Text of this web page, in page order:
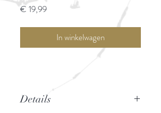
€ 19,99Prijs
In winkelwagen
Details